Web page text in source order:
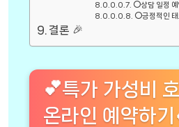
⭕상담 일정
⭕긍정적인
결론 🎉
💕특가 가성비
온라인 예약하